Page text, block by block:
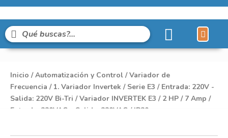
Inicio /Automatización y Control /Variador de
Frecuencia / 1. Variador Invertek / Serie E3 / Entrada: 220V -
Salida: 220V Bi-Tri / Variador INVERTEK E3 / 2 HP / 7 Amp /
Entrada: 220VAC – Salida: 220VAC / IP20